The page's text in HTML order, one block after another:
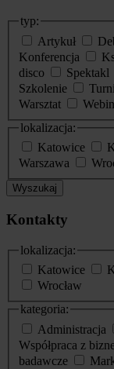
typ:
Artykuł
Konferencja
disco
Spektakl
Szkolenie
Warsztat
lokalizacja:
Katowice
Warszawa
Wyszukaj
Kontakty
lokalizacja:
Katowice
Wrocław
kategoria:
Administracja
Współpraca z
badawcze